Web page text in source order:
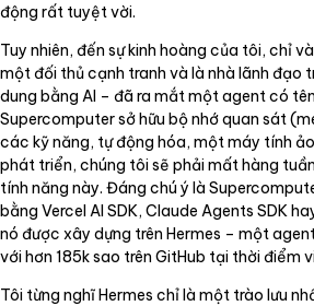
động rất tuyệt vời.
Tuy nhiên, đến sự kinh hoàng của tôi, chỉ
một đối thủ cạnh tranh và là nhà lãnh đạo
dung bằng AI – đã ra mắt một agent có
Supercomputer sở hữu bộ nhớ quan sát
các kỹ năng, tự động hóa, một máy tính
phát triển, chúng tôi sẽ phải mất hàng
tính năng này. Đáng chú ý là
bằng Vercel AI SDK, Claude Agents SDK
nó được xây dựng trên Hermes – một
với hơn 185k sao trên GitHub tại thời điểm
Tôi từng nghĩ Hermes chỉ là một trào lưu